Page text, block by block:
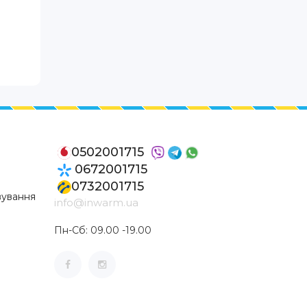
0502001715
0672001715
0732001715
info@inwarm.ua
Пн-Сб: 09.00 -19.00